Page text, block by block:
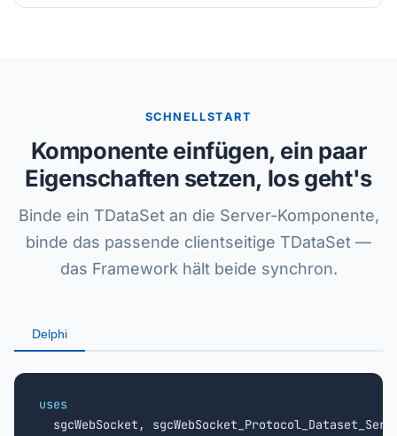
SCHNELLSTART
Komponente einfügen, ein paar
Eigenschaften setzen, los geht's
Binde ein TDataSet an die Server-Komponente,
binde das passende clientseitige TDataSet —
das Framework hält beide synchron.
Delphi
uses
sgcWebSocket,